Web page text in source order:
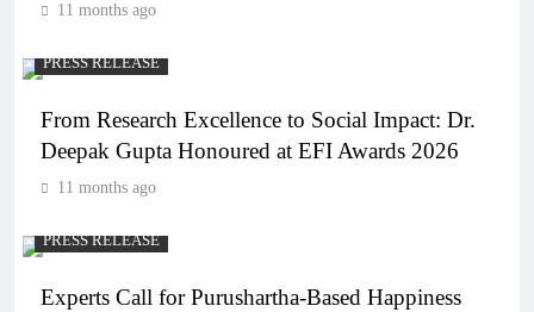
11 months ago
PRESS RELEASE
From Research Excellence to Social Impact: Dr.
Deepak Gupta Honoured at EFI Awards 2026
11 months ago
PRESS RELEASE
Experts Call for Purushartha-Based Happiness